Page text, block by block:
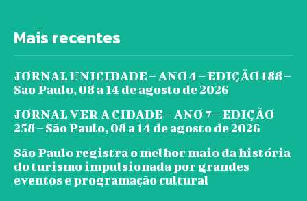
Mais recentes
JORNAL UNICIDADE – ANO 4 – EDIÇÃO 188 –
São Paulo, 08 a 14 de agosto de 2026
JORNAL VER A CIDADE – ANO 7 – EDIÇÃO
258 – São Paulo, 08 a 14 de agosto de 2026
São Paulo registra o melhor maio da história
do turismo impulsionada por grandes
eventos e programação cultural